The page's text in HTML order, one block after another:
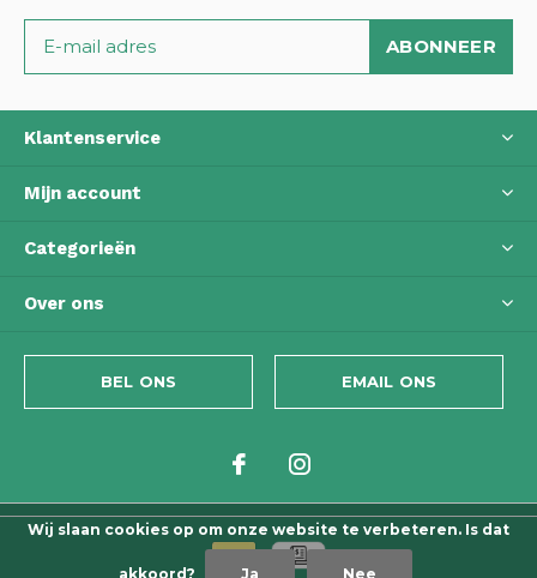
ABONNEER
Klantenservice
Mijn account
Categorieën
Over ons
BEL ONS EMAIL ONS
Wij slaan cookies op om onze website te verbeteren. Is dat
akkoord? Ja Nee